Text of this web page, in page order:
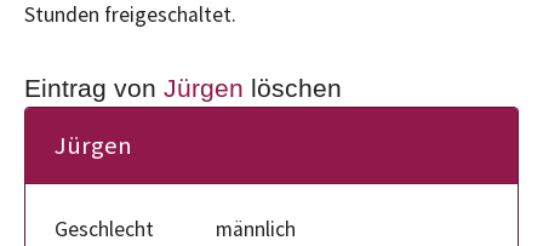
Stunden freigeschaltet.
Eintrag von Jürgen löschen
Jürgen
Geschlecht
männlich